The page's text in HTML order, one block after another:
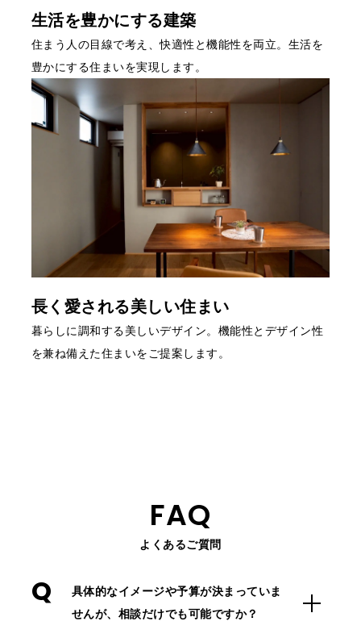
生活を豊かにする建築
住まう人の目線で考え、快適性と機能性を両立。生活を
豊かにする住まいを実現します。
長く愛される美しい住まい
暮らしに調和する美しいデザイン。機能性とデザイン性
を兼ね備えた住まいをご提案します。
FAQ
よくあるご質問
Q
具体的なイメージや予算が決まっていま
せんが、相談だけでも可能ですか？